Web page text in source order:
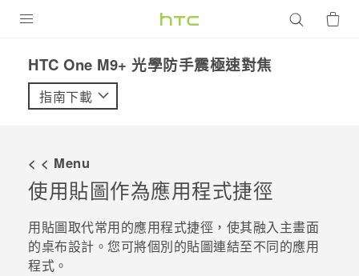
VIVE
配件
優惠專區
HTC One M9+ 光學防手震極速對焦‎
指南下載
< < Menu
使用貼圖作為應用程式捷徑
用貼圖取代常用的應用程式捷徑，使其融入主畫面
的桌布設計。您可將個別的貼圖連結至不同的應用
程式。